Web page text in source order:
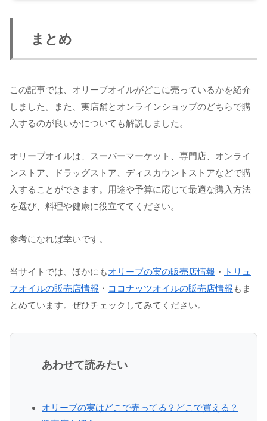
まとめ
この記事では、オリーブオイルがどこに売っているかを紹介
しました。また、実店舗とオンラインショップのどちらで購
入するのが良いかについても解説しました。
オリーブオイルは、スーパーマーケット、専門店、オンライ
ンストア、ドラッグストア、ディスカウントストアなどで購
入することができます。用途や予算に応じて最適な購入方法
を選び、料理や健康に役立ててください。
参考になれば幸いです。
当サイトでは、ほかにもオリーブの実の販売店情報 ・
トリュ
フオイルの販売店情報 ・ ココナッツオイルの販売店情報 もま
とめています。ぜひチェックしてみてください。
あわせて読みたい
オリーブの実はどこで売ってる？どこで買える？